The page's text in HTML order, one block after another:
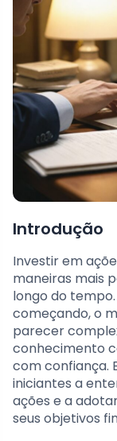
Introdução
Investir em
maneiras mais
longo do
começando, o
parecer
conhecimento
com confiança.
iniciantes a
ações e a
seus objetivos